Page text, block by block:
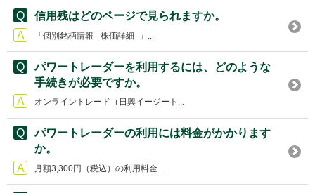
信用残はどのページで見られますか。
「個別銘柄情報 - 株価詳細 -」...
パワートレーダーを利用するには、どのような
手続きが必要ですか。
オンライントレード（日興イージート...
パワートレーダーの利用には料金がかかります
か。
月額3,300円（税込）の利用料金...